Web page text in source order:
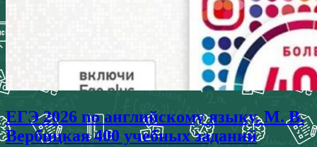
ЕГЭ 2026 по английскому языку. М. В.
Вербицкая 400 учебных заданий